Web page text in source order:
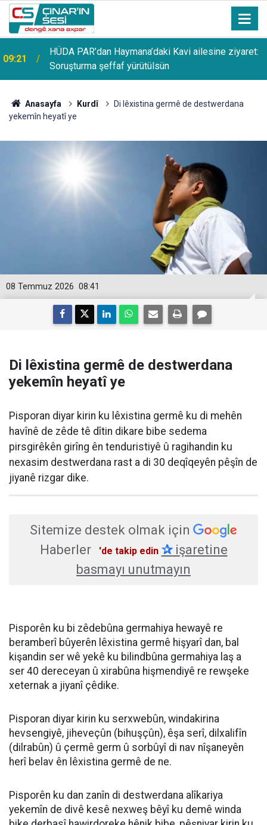
09:21
HÜDA PAR’dan Haymana’daki Kavi ailesine ziyaret:
Soruşturma şeffaf yürütülsün
Anasayfa Kurdî
Di lêxistina germê de destwerdana
yekemîn heyatî ye
08:41
08 Temmuz 2026
Di lêxistina germê de destwerdana
yekemîn heyatî ye
Pisporan diyar kirin ku lêxistina germê ku di mehên
havînê de zêde tê dîtin dikare bibe sedema
pirsgirêkên girîng ên tenduristiyê û ragihandin ku
nexasim destwerdana rast a di 30 deqîqeyên pêşîn de
jiyanê rizgar dike.
Sitemize destek olmak için
Haberler
'de takip edin ✰işaretine
basmayı unutmayın
Pisporên ku bi zêdebûna germahiya hewayê re
beramberî bûyerên lêxistina germê hişyarî dan, bal
kişandin ser wê yekê ku bilindbûna germahiya laş a
ser 40 dereceyan û xirabûna hişmendiyê re rewşeke
xeternak a jiyanî çêdike.
Pisporan diyar kirin ku serxwebûn, windakirina
hevsengiyê, jiheveçûn (bihuşçûn), êşa serî, dilxalifîn
(dilrabûn) û çermê germ û sorbûyî di nav nîşaneyên
herî belav ên lêxistina germê de ne.
Pisporên ku dan zanîn di destwerdana alîkariya
yekemîn de divê kesê nexweş bêyî ku demê winda